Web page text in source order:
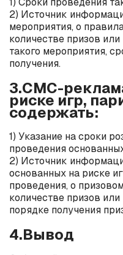
2) Источник
мероприятия, о
количестве призов
такого мероприятия,
получения.
3.СМС-
риске игр,
содержать:
1) Указание на сроки
проведения
2) Источник
основанных на риске
проведения, о
количестве призов
порядке получения
4.Вывод